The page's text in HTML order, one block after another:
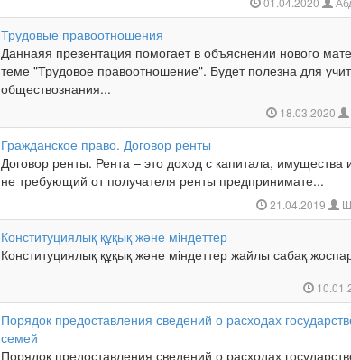
Трудовые правоотношения
Даннаяя презентация помогает в объяснении нового
теме "Трудовое правоотношение". Будет полезна для
обществознания...
18.03.2020
Гражданское право. Договор ренты
Договор ренты. Рента – это доход с капитала, имущества
не требующий от получателя ренты предпринимате...
21.04.2019
Конституциялық құқық және міндеттер
Конституциялық құқық және міндеттер жайлы сабақ
Порядок предоставления сведений о расходах
семей
Порядок предоставления сведений о расходах